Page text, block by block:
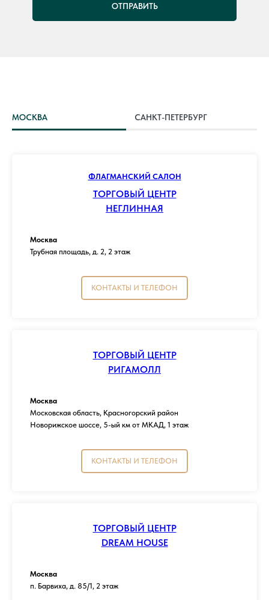
ОТПРАВИТЬ
МОСКВА САНКТ-ПЕТЕРБУРГ
ФЛАГМАНСКИЙ САЛОН
ТОРГОВЫЙ ЦЕНТР
НЕГЛИННАЯ
Москва
Трубная площадь, д. 2, 2 этаж
КОНТАКТЫ И ТЕЛЕФОН
ТОРГОВЫЙ ЦЕНТР
РИГАМОЛЛ
Москва
Московская область, Красногорский район
Новорижское шоссе, 5-ый км от МКАД, 1 этаж
КОНТАКТЫ И ТЕЛЕФОН
ТОРГОВЫЙ ЦЕНТР
DREAM HOUSE
Москва
п. Барвиха, д. 85/1, 2 этаж